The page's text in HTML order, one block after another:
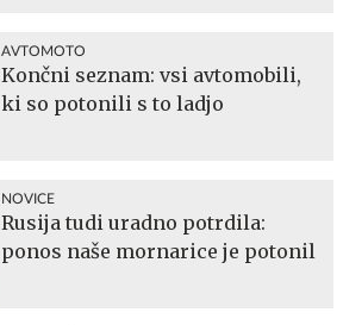
AVTOMOTO
Končni seznam: vsi avtomobili,
ki so potonili s to ladjo
NOVICE
Rusija tudi uradno potrdila:
ponos naše mornarice je potonil